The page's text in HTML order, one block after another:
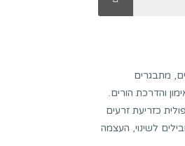
מתבגרים
והדרכת הורים.
כזריעת זרעים
לשינוי, העצמה